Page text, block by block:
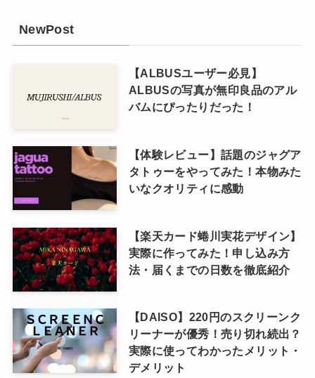
NewPost
【ALBUSユーザー必見】
ALBUSの写真が無印良品のアル
バムにぴったりだった！
【体験レビュー】話題のジャグア
タトゥーをやってみた！本物みた
いなクオリティに感動
【楽天カード蜷川実花デザイン】
実際に作ってみた！申し込み方
法・届くまでの日数を徹底紹介
【DAISO】220円のスクリーンク
リーナーが優秀！売り切れ続出？
実際に使ってわかったメリット・
デメリット